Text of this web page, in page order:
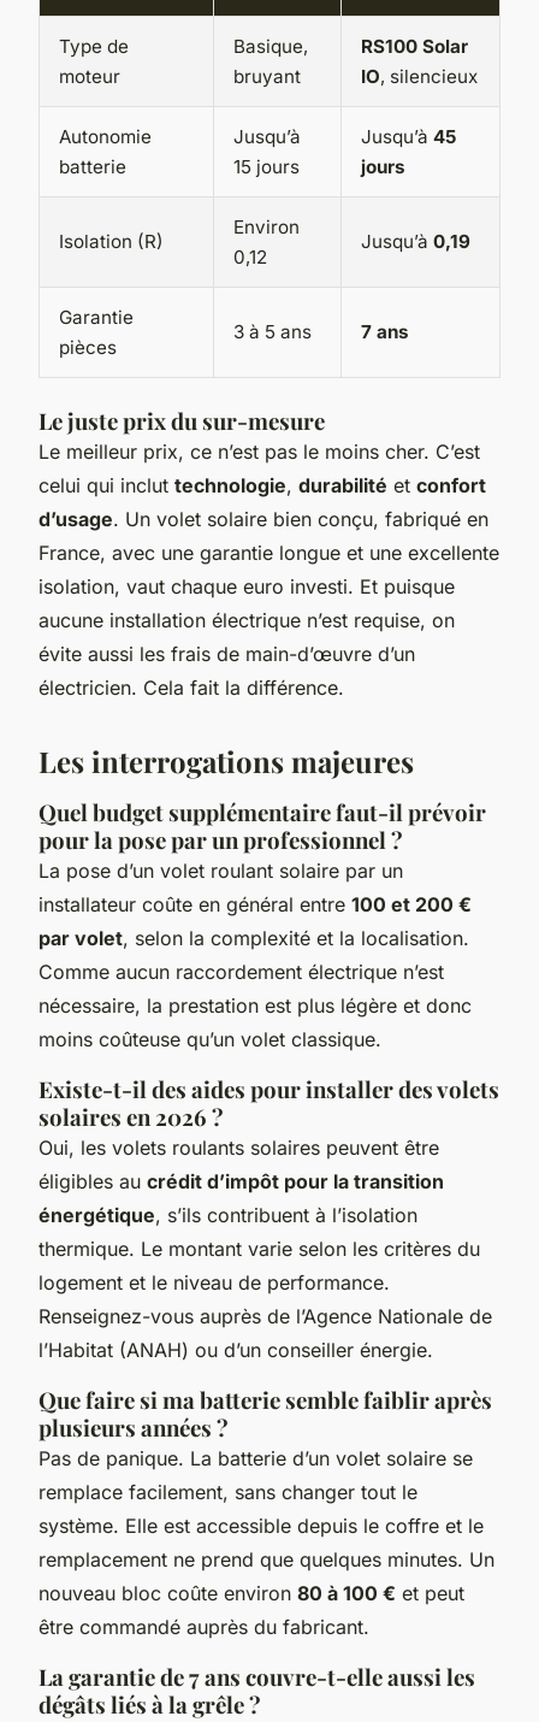
Type de
moteur
Basique,
bruyant
RS100 Solar
IO, silencieux
Autonomie
batterie
Jusqu’à
15 jours
Jusqu’à 45
jours
Isolation (R)
Environ
0,12
Jusqu’à 0,19
Garantie
pièces
3 à 5 ans 7 ans
Le juste prix du sur-mesure
Le meilleur prix, ce n’est pas le moins cher. C’est
celui qui inclut technologie, durabilité et confort
d’usage. Un volet solaire bien conçu, fabriqué en
France, avec une garantie longue et une excellente
isolation, vaut chaque euro investi. Et puisque
aucune installation électrique n’est requise, on
évite aussi les frais de main-d’œuvre d’un
électricien. Cela fait la différence.
Les interrogations majeures
Quel budget supplémentaire faut-il prévoir
pour la pose par un professionnel ?
La pose d’un volet roulant solaire par un
installateur coûte en général entre 100 et 200 €
par volet, selon la complexité et la localisation.
Comme aucun raccordement électrique n’est
nécessaire, la prestation est plus légère et donc
moins coûteuse qu’un volet classique.
Existe-t-il des aides pour installer des volets
solaires en 2026 ?
Oui, les volets roulants solaires peuvent être
éligibles au crédit d’impôt pour la transition
énergétique, s’ils contribuent à l’isolation
thermique. Le montant varie selon les critères du
logement et le niveau de performance.
Renseignez-vous auprès de l’Agence Nationale de
l’Habitat (ANAH) ou d’un conseiller énergie.
Que faire si ma batterie semble faiblir après
plusieurs années ?
Pas de panique. La batterie d’un volet solaire se
remplace facilement, sans changer tout le
système. Elle est accessible depuis le coffre et le
remplacement ne prend que quelques minutes. Un
nouveau bloc coûte environ 80 à 100 € et peut
être commandé auprès du fabricant.
La garantie de 7 ans couvre-t-elle aussi les
dégâts liés à la grêle ?